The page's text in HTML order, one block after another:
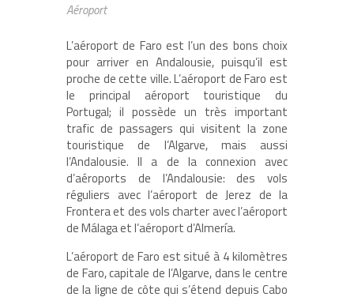
Aéroport
L’aéroport de Faro est l’un des bons choix
pour arriver en Andalousie, puisqu’il est
proche de cette ville. L’aéroport de Faro est
le principal aéroport touristique du
Portugal; il possède un très important
trafic de passagers qui visitent la zone
touristique de l’Algarve, mais aussi
l’Andalousie. Il a de la connexion avec
d’aéroports de l’Andalousie: des vols
réguliers avec l’aéroport de Jerez de la
Frontera et des vols charter avec l’aéroport
de Málaga et l’aéroport d’Almería.
L’aéroport de Faro est situé à 4 kilomètres
de Faro, capitale de l’Algarve, dans le centre
de la ligne de côte qui s’étend depuis Cabo